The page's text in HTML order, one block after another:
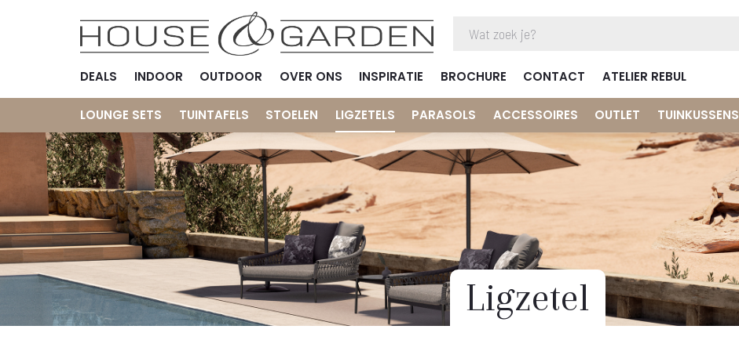
DEALS INDOOR OUTDOOR OVER ONS INSPIRATIE BROCHURE CONTACT ATELIER REBUL
LOUNGE SETS TUINTAFELS STOELEN LIGZETELS PARASOLS ACCESSOIRES OUTLET TUINKUSSENS
Ligzetel